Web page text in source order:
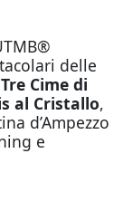
delle
Cime di
al Cristallo,
d’Ampezzo
e